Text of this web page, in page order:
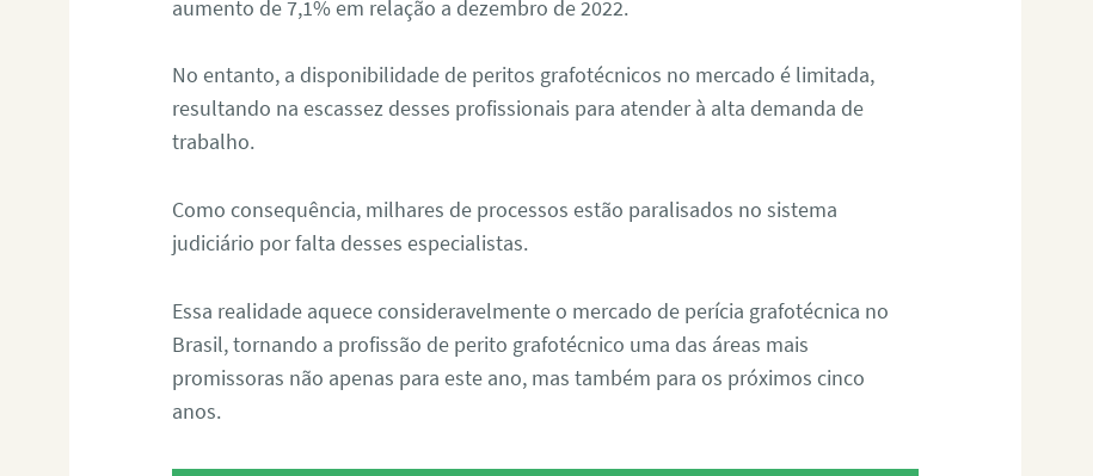
aumento de 7,1% em relação a dezembro de 2022.
No entanto, a disponibilidade de peritos grafotécnicos no mercado é limitada,
resultando na escassez desses profissionais para atender à alta demanda de
trabalho.
Como consequência, milhares de processos estão paralisados no sistema
judiciário por falta desses especialistas.
Essa realidade aquece consideravelmente o mercado de perícia grafotécnica no
Brasil, tornando a profissão de perito grafotécnico uma das áreas mais
promissoras não apenas para este ano, mas também para os próximos cinco
anos.